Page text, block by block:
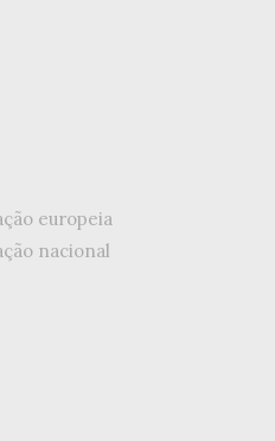
europeia
nacional